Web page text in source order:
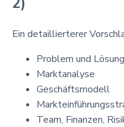
Ein detaillierterer
Problem und Lösung
Marktanalyse
Geschäftsmodell
Team, Finanzen,